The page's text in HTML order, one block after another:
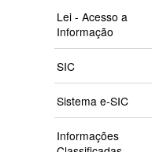
Lei - Acesso a
Informação
SIC
Sistema e-SIC
Informações